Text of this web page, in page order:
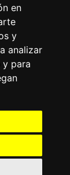
en
y
analizar
para